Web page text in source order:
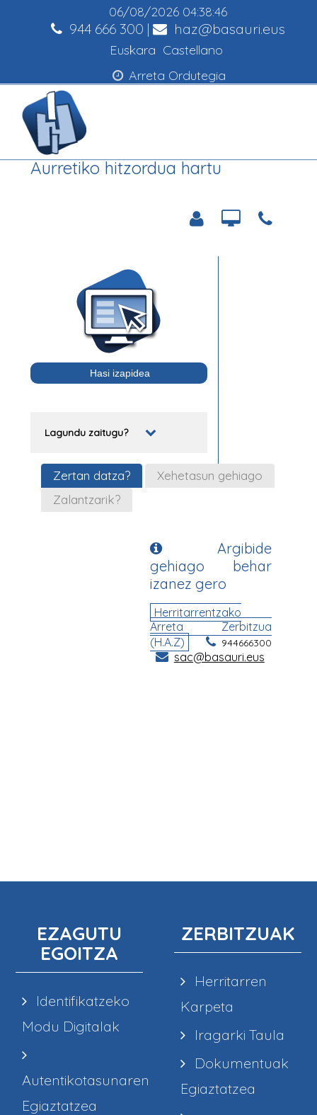
06/08/2026 04:38:46
944 666 300 | haz@basauri.eus
Euskara Castellano
Arreta Ordutegia
EZAGUTU
EGOITZA
Identifikatzeko
Modu Digitalak
Autentikotasunaren
Egiaztatzea
ZERBITZUAK
Herritarren
Karpeta
Iragarki Taula
Dokumentuak
Egiaztatzea